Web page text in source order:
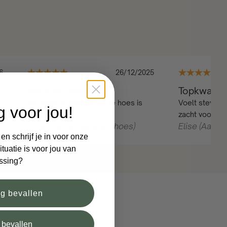
26/12/2025
Mooi én handig
De kleur is prachtig en de hoes is
makkelij...
Luca (Aankleedkussenhoes)
Voelt stevig
zacht voo...
Elise
hydrofiel katoen?
jou.
voor jou!
schrijf je in voor onze
is voor jou van
bevallen
bevallen